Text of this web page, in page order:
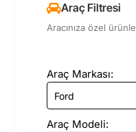
Araç Filtresi
Aracınıza özel
Araç Markası:
Araç Modeli: